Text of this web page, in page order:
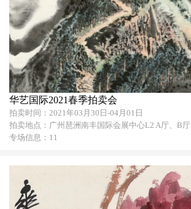
网络拍卖
服务指南
新闻中心
关于我们
华艺国际2021春季拍卖会
拍卖时间：2021年03月30日-04月01日
拍卖地点：广州琶洲南丰国际会展中心L2 A厅、B厅
专场信息：11